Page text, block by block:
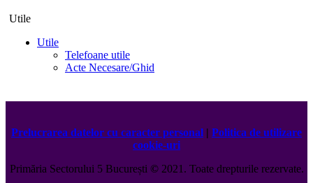
Utile
Utile
Telefoane utile
Acte Necesare/Ghid
Prelucrarea datelor cu caracter personal | Politica de utilizare
cookie-uri
Primăria Sectorului 5 București ©️2021. Toate drepturile rezervate.